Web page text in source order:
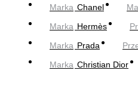
Marka Chanel
Marka Hermès
Marka Prada
Marka Christian Dior